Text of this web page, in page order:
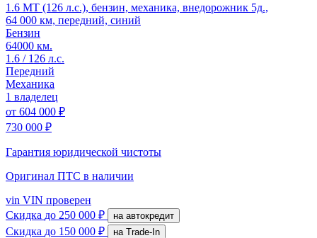
1.6 MT (126 л.с.), бензин, механика, внедорожник 5д.,
64 000 км, передний, синий
Бензин
64000 км.
1.6 / 126 л.с.
Передний
Механика
1 владелец
от 604 000 ₽
730 000 ₽
Гарантия юридической чистоты
Оригинал ПТС в наличии
vin VIN проверен
Скидка до 250 000 ₽ на автокредит
Скидка до 150 000 ₽
на Trade-In